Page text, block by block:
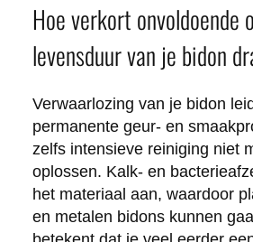
Hoe verkort onvoldoende
levensduur van je bidon
Verwaarlozing van je bidon
permanente geur- en
zelfs intensieve reiniging niet
oplossen. Kalk- en
het materiaal aan, waardoor
en metalen bidons kunnen